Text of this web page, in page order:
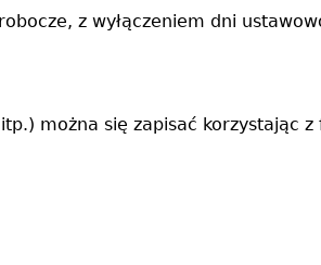
z wyłączeniem dni
można się zapisać korzystając